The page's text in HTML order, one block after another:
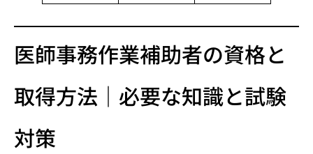
医師事務作業補助者の資格と
取得方法｜必要な知識と試験
対策